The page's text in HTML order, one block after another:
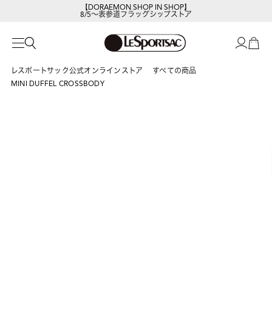
8/5～表参道フラッグシップストア
レスポートサック公式オンラインストア
すべての商品
MINI DUFFEL CROSSBODY